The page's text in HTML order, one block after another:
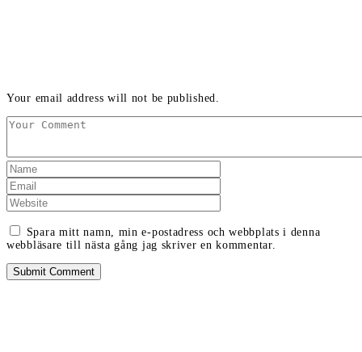
Your email address will not be published.
Spara mitt namn, min e-postadress och webbplats i denna
webbläsare till nästa gång jag skriver en kommentar.